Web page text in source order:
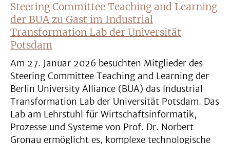
Steering Committee Teaching and Learning
der BUA zu Gast im Industrial
Transformation Lab der Universität
Potsdam
Am 27. Januar 2026 besuchten Mitglieder des
Steering Committee Teaching and Learning der
Berlin University Alliance (BUA) das Industrial
Transformation Lab der Universität Potsdam. Das
Lab am Lehrstuhl für Wirtschaftsinformatik,
Prozesse und Systeme von Prof. Dr. Norbert
Gronau ermöglicht es, komplexe technologische